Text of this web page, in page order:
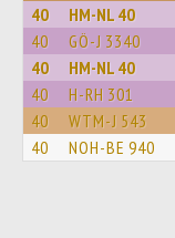
40 HM-NL 40
40 GÖ-J 3340
40 HM-NL 40
40 H-RH 301
40 WTM-J 543
40 NOH-BE 940